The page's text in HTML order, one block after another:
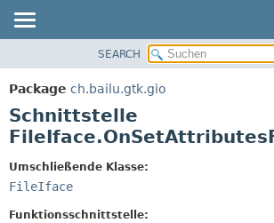
PACKAGE
KLASSE
BAUM
INDEX
SEARCH
Package ch.bailu.gtk.gio
Schnittstelle
Umschließende Klasse:
FileIface
Funktionsschnittstelle: